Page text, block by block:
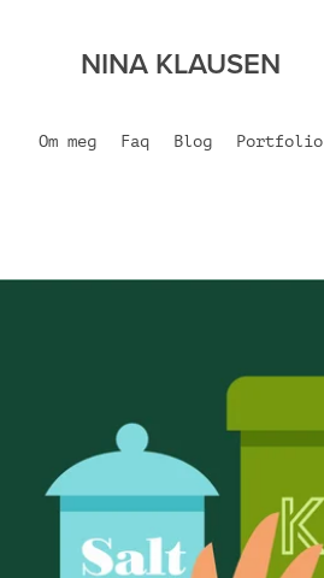
NINA KLAUSEN
Om meg Faq Blog Portfolio